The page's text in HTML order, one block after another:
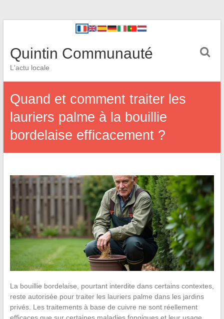
Quintin Communauté
L'actu locale
Quand et comment traiter les
lauriers palme à la bouillie
bordelaise efficacement ?
La bouillie bordelaise, pourtant interdite dans certains contextes,
reste autorisée pour traiter les lauriers palme dans les jardins
privés. Les traitements à base de cuivre ne sont réellement